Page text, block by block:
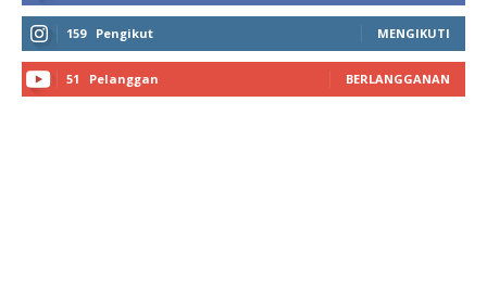
159 Pengikut MENGIKUTI
51 Pelanggan BERLANGGANAN